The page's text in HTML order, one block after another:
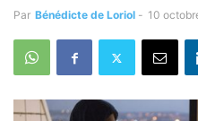
Par Bénédicte de Loriol - 10